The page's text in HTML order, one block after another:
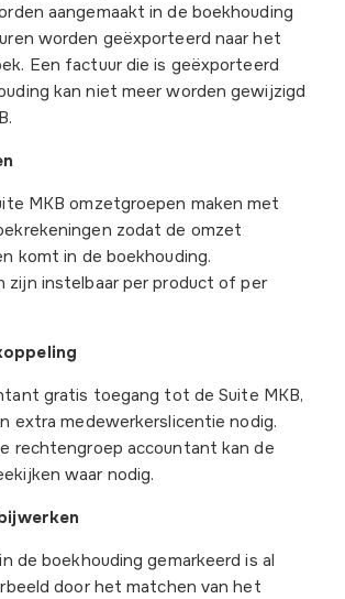
aangemaakt in de boekhouding
worden geëxporteerd naar het
Een factuur die is geëxporteerd
kan niet meer worden gewijzigd
MKB omzetgroepen maken met
zodat de omzet
komt in de boekhouding.
zijn instelbaar per product of per
gratis toegang tot de Suite MKB,
extra medewerkerslicentie nodig.
rechtengroep accountant kan de
waar nodig.
de boekhouding gemarkeerd is al
door het matchen van het